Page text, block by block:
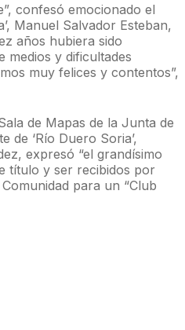
confesó emocionado el
Manuel Salvador Esteban,
años hubiera sido
medios y dificultades
muy felices y contentos”,
de Mapas de la Junta de
de ‘Río Duero Soria’,
expresó “el grandísimo
título y ser recibidos por
para un “Club